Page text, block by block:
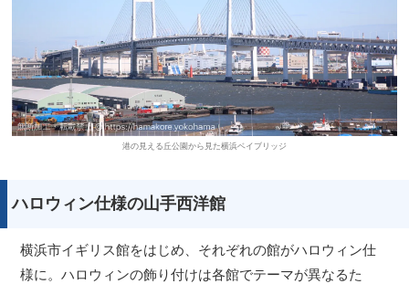
港の見える丘公園から見た横浜ベイブリッジ
ハロウィン仕様の山手西洋館
横浜市イギリス館をはじめ、それぞれの館がハロウィン仕
様に。ハロウィンの飾り付けは各館でテーマが異なるた